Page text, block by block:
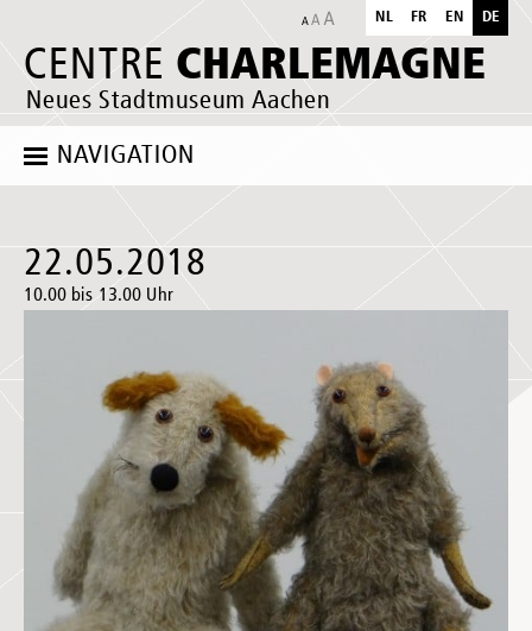
CENTRE CHARLEMAGNE
Neues Stadtmuseum Aachen
NL FR EN DE
NAVIGATION
22.05.2018
10.00 bis 13.00 Uhr